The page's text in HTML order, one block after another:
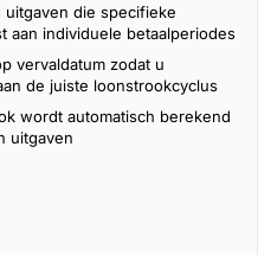
uitgaven die specifieke
aan individuele betaalperiodes
vervaldatum zodat u
de juiste loonstrookcyclus
wordt automatisch berekend
uitgaven